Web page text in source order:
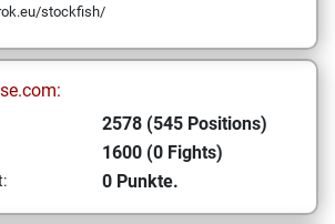
stockfish/
2578 (545 Positions)
1600 (0 Fights)
0 Punkte.